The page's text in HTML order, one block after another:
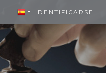
IDENTIFICARSE